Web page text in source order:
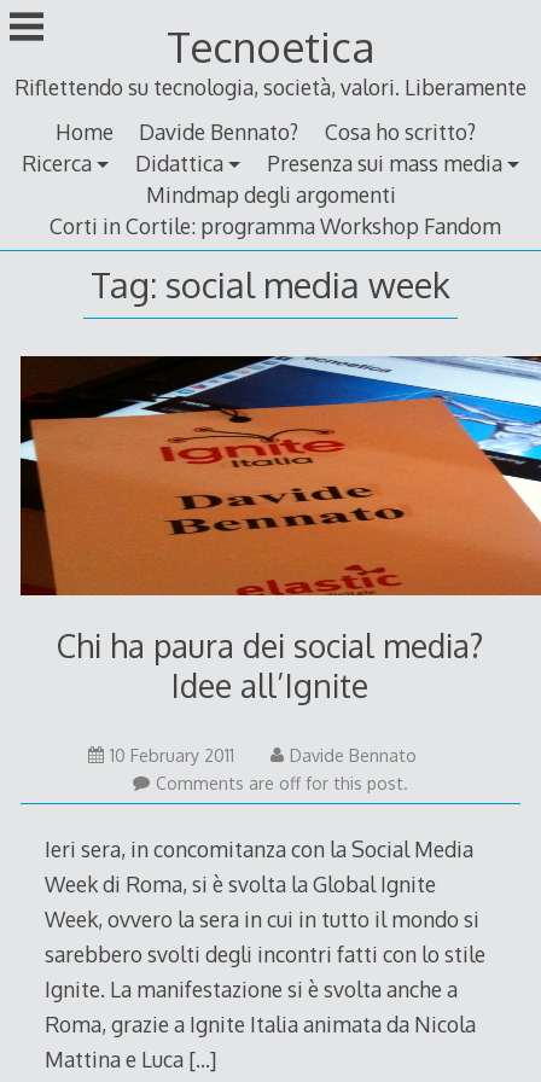
Skip
to
Tecnoetica
Riflettendo su tecnologia, società, valori. Liberamente
Home
Davide Bennato?
Cosa ho scritto?
Ricerca
Didattica
Presenza sui mass media
Mindmap degli argomenti
Corti in Cortile: programma Workshop Fandom
Tag: social media week
Chi ha paura dei social media?
Idee all’Ignite
10 February 2011
Davide Bennato
Comments are off for this post.
Ieri sera, in concomitanza con la Social Media
Week di Roma, si è svolta la Global Ignite
Week, ovvero la sera in cui in tutto il mondo si
sarebbero svolti degli incontri fatti con lo stile
Ignite. La manifestazione si è svolta anche a
Roma, grazie a Ignite Italia animata da Nicola
Mattina e Luca […]